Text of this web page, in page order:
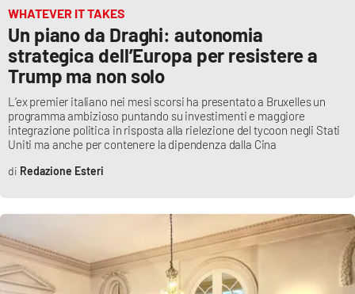
WHATEVER IT TAKES
Un piano da Draghi: autonomia
strategica dell’Europa per resistere a
Trump ma non solo
L’ex premier italiano nei mesi scorsi ha presentato a Bruxelles un
programma ambizioso puntando su investimenti e maggiore
integrazione politica in risposta alla rielezione del tycoon negli Stati
Uniti ma anche per contenere la dipendenza dalla Cina
Redazione Esteri